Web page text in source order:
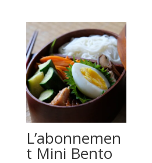
L’abonnemen
t Mini Bento